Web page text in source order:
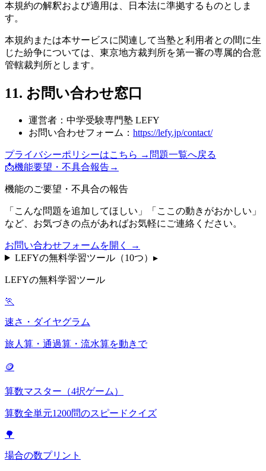
本規約の解釈および適用は、日本法に準拠するものとしま
す。
本規約または本サービスに関連して当塾と利用者との間に生
じた紛争については、東京地方裁判所を第一審の専属的合意
管轄裁判所とします。
11. お問い合わせ窓口
運営者：中学受験専門塾 LEFY
お問い合わせフォーム： https://lefy.jp/contact/
プライバシーポリシーはこちら → 問題一覧へ戻る
📩機能要望・不具合報告→
機能のご要望・不具合の報告
「こんな問題を追加してほしい」「ここの動きがおかしい」
など、お気づきの点があればお気軽にご連絡ください。
お問い合わせフォームを開く →
LEFYの無料学習ツール（10つ） ▸
LEFYの無料学習ツール
🏃
速さ・ダイヤグラム
旅人算・通過算・流水算を動きで
🪙
算数マスター（4択ゲーム）
算数全単元1200問のスピードクイズ
🌳
場合の数プリント